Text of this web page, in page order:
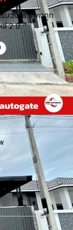
บวงจร ราคาถูก
ล่ 2 ปี